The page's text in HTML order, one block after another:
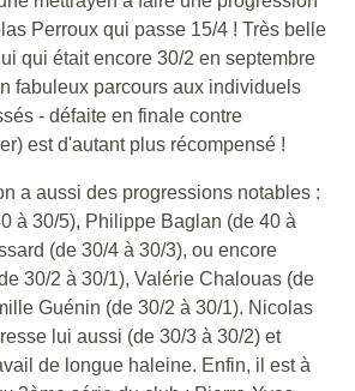
Perroux qui passe 15/4 ! Très belle
qui était encore 30/2 en septembre
fabuleux parcours aux individuels
- défaite en finale contre
est d'autant plus récompensé !
a aussi des progressions notables :
à 30/5), Philippe Baglan (de 40 à
(de 30/4 à 30/3), ou encore
30/2 à 30/1), Valérie Chalouas (de
Guénin (de 30/2 à 30/1). Nicolas
lui aussi (de 30/3 à 30/2) et
de longue haleine. Enfin, il est à